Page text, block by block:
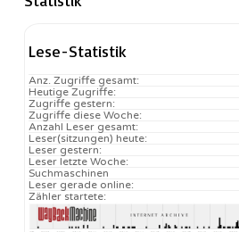
Lese-Statistik
Anz. Zugriffe gesamt:
Heutige Zugriffe:
Zugriffe gestern:
Zugriffe diese Woche:
Anzahl Leser gesamt:
Leser(sitzungen) heute:
Leser gestern:
Leser letzte Woche:
Suchmaschinen
Leser gerade online:
Zähler startete: